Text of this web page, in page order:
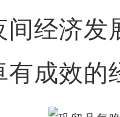
间经济发
有成效的